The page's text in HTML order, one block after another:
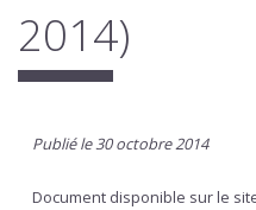
2014)
Publié le 30 octobre 2014
Document disponible sur le